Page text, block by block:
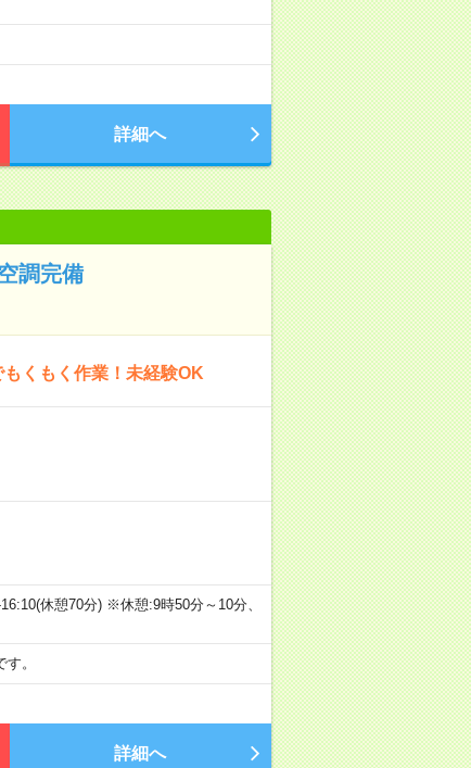
詳細へ
調完備
くもく作業！未経験OK
休憩70分) ※休憩:9時50分～10分、
。
詳細へ